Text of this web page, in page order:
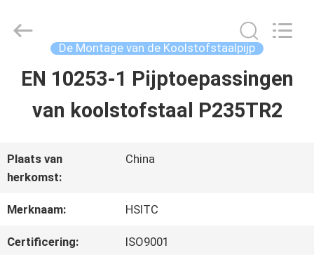
HUIS
OVER
ONS
International
Trade
Reserved.
De Montage van de Koolstofstaalpijp
EN 10253-1 Pijptoepassingen
van koolstofstaal P235TR2
Plaats van
herkomst:
China
Merknaam: HSITC
Certificering: ISO9001